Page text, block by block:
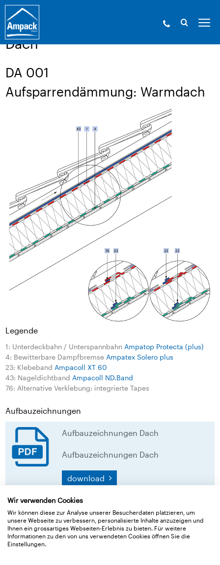
Ampack - Die Experten der Gebäudehülle. Seit
1946.»Service
Dach
DA 001
Aufsparrendämmung: Warmdach
Legende
1: Unterdeckbahn / Unterspannbahn Ampatop Protecta (plus)
4: Bewitterbare Dampfbremse Ampatex Solero plus
23: Klebeband Ampacoll XT 60
43: Nageldichtband Ampacoll ND.Band
76: Alternative Verklebung: integrierte Tapes
Aufbauzeichnungen
Aufbauzeichnungen Dach
Aufbauzeichnungen Dach
download
Zurück zur Übersicht
Wir verwenden Cookies
Wir können diese zur Analyse unserer Besucherdaten platzieren, um
unsere Webseite zu verbessern, personalisierte Inhalte anzuzeigen und
Ihnen ein grossartiges Webseiten-Erlebnis zu bieten. Für weitere
Informationen zu den von uns verwendeten Cookies öffnen Sie die
Einstellungen.